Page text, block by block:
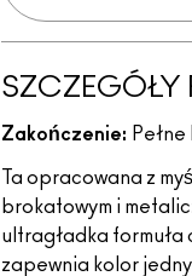
SZCZEGÓŁY
Zakończenie:
Ta opracowana z
brokatowym i
ultragładka formuła
zapewnia kolor